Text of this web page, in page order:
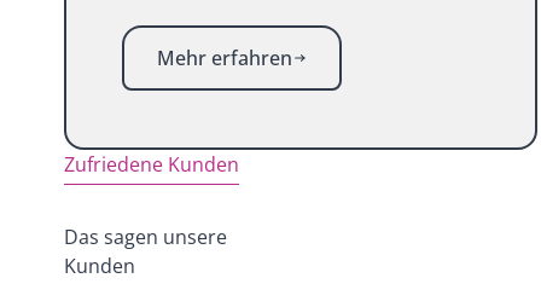
Mehr erfahren
Zufriedene Kunden
Das sagen unsere
Kunden